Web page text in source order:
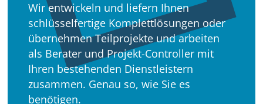
Wir entwickeln und liefern Ihnen
schlüsselfertige Komplettlösungen oder
übernehmen Teilprojekte und arbeiten
als Berater und Projekt-Controller mit
Ihren bestehenden Dienstleistern
zusammen. Genau so, wie Sie es
benötigen.